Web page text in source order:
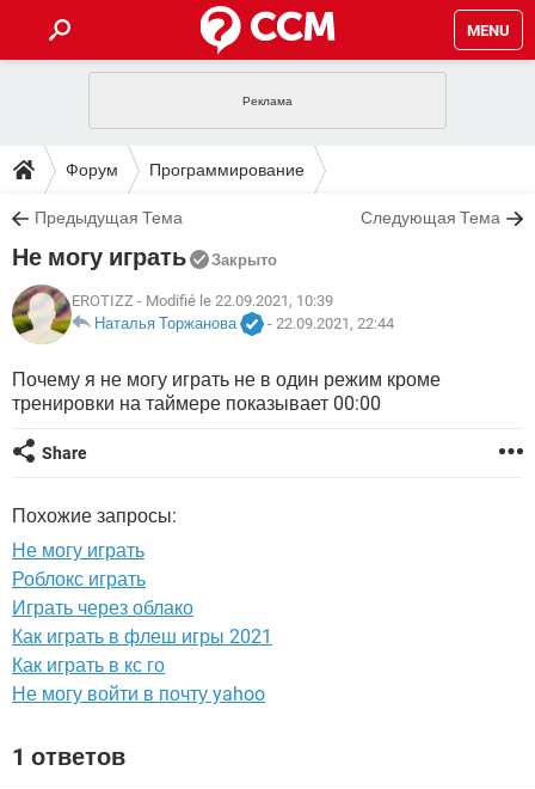
MENU
INSTAGRAM FACEBOOK
ИГРЫ WINDOWS 10
ВКОНТАКТЕ
GOOGLE YANDEX
ПОЛЕЗНЫЕ СОВЕТЫ
TIKTOK TELEGRAM
WINDOWS 10 ВКОНТАКТЕ
YANDEX
ЗАГРУЗКИ
TIKTOK
WHATSAPP INSTAGRAM
FACEBOOK
WINDOWS 10 ВКОНТАКТЕ
YANDEX
TIKTOK TELEGRAM
FACEBOOK ИГРЫ
WINDOWS 10
YANDEX
ЭНЦИКЛОПЕДИЯ
TIKTOK TELEGRAM
FACEBOOK
ВИДЕО
YANDEX
Форум Программирование
Предыдущая Тема Следующая Тема
Не могу играть Закрыто
EROTIZZ - Modifié le 22.09.2021, 10:39
Наталья Торжанова
- 22.09.2021, 22:44
Почему я не могу играть не в один режим кроме
тренировки на таймере показывает 00:00
Share
Похожие запросы:
Не могу играть
Роблокс играть
Играть через облако
Как играть в флеш игры 2021
Как играть в кс го
Не могу войти в почту yahoo
1 ответов